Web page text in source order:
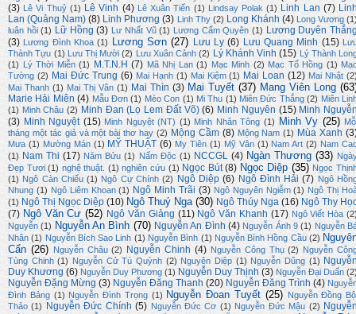
(3) Lê Vi Thuỷ (1) Lê Vinh (4) Lê Xuân Tiến (1) Lindsay Polak (1) Linh Lan (7)
Lan (Quảng Nam) (8) Linh Phương (3) Linh Thy (2) Long Khánh (4) Long Vương
luân hồi (1) Lữ Hồng (3) Lư Nhất Vũ (1) Lương Cẩm Quyên (1) Lương Duyên
(3) Lương Đình Khoa (1) Lương Sơn (27) Lưu Ly (6) Lưu Quang Minh (15)
Thành Tựu (1) Lưu Thị Mười (2) Lưu Xuân Cảnh (2) Lý Khánh Vinh (15) Lý Thành
(1)
Lý Thời Miễn (1) M.T.N.H (7) Mã Nhị Lan (1) Mạc Minh (2) Mạc Tố Hồng (1)
Tường (2) Mai Đức Trung (6) Mai Hạnh (1) Mai Kiệm (1) Mai Loan (12) Mai Nhật
Mai Thanh (1) Mai Thị Vân (1) Mai Thìn (3) Mai Tuyết (37) Mang Viên Long
Marie Hải Miên (4) Mẫu Đơn (1) Mèo Con (1) Mi Thu (1) Miên Đức Thắng (2) Miên
(1) Minh Châu (2) Minh Đan (Lọ Lem Đất Võ) (6) Minh Nguyên (15) Minh
(3) Minh Nguyệt (15) Minh Nguyệt (NT) (1) Minh Nhân Tông (1) Minh Vy (25)
tháng một tác giả và một bài thơ hay (2) Mộng Cầm (8) Mộng Nam (1) Mùa Xanh
Mưa (1) Mường Mán (1) MỸ THUẬT (6) My Tiên (1) Mỹ Vân (1) Nam Art (2) Nam
(1) Nam Thi (17) Năm Bửu (1) Nấm Độc (1) NCCGL (4) Ngàn Thương (33)
Đẹp Tươi (1) nghệ thuật. (1) nghiên cứu (1) Ngọc Bút (8) Ngọc Diệp (35) Ngọc
(1) Ngô Càn Chiểu (1) Ngô Cự Chính (2) Ngô Diệp (6) Ngô Đình Hải (7) Ngô
Nhung (1) Ngô Liêm Khoan (1) Ngô Minh Trãi (3) Ngô Nguyên Ngiễm (1) Ngô Thị
(1) Ngô Thị Ngọc Diệp (10) Ngô Thuý Nga (30) Ngô Thúy Nga (16) Ngô Thy
(7) Ngô Văn Cư (52) Ngô Văn Giảng (11) Ngô Văn Khanh (17) Ngô Viết Hòa
Nguyễn (1) Nguyễn An Bình (70) Nguyễn An Đình (4) Nguyễn Ánh 9 (1) Nguyễn
Nhân (1) Nguyễn Bích Sao Linh (1) Nguyễn Bình (1) Nguyễn Bính Hồng Cầu (2)
Cẩn (26) Nguyễn Châu (2) Nguyễn Chinh (4) Nguyễn Công Thụ (2) Nguyễn
Tùng Chinh (1) Nguyễn Cử Tú Quỳnh (2) Nguyên Diệp (1) Nguyễn Dũng (1)
Duy Khương (6) Nguyễn Duy Phương (1) Nguyễn Duy Thịnh (3) Nguyễn Đại Duẩn
Nguyễn Đặng Mừng (3) Nguyễn Đăng Thanh (20) Nguyễn Đăng Trình (4)
Đình Bảng (1) Nguyễn Đình Trọng (1) Nguyễn Đoan Tuyết (25)
Nguyễn Đồng
Thảo (1) Nguyễn Đức Chính (5) Nguyễn Đức Cơ (1) Nguyễn Đức Mậu (2)